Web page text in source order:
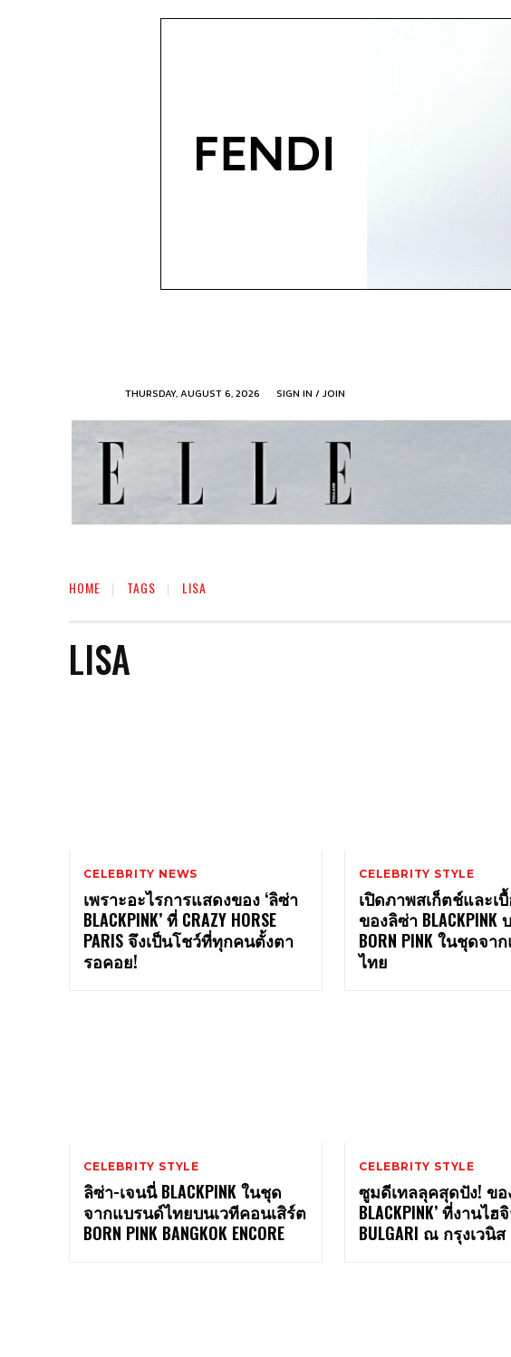
THURSDAY, AUGUST 6, 2026 SIGN IN / JOIN
HOME TAGS LISA
LISA
CELEBRITY NEWS
เพราะอะไรการแสดงของ ‘ลิซ่า
BLACKPINK’ ที่ CRAZY HORSE
PARIS จึงเป็นโชว์ที่ทุกคนตั้งตา
รอคอย!
CELEBRITY STYLE
เปิดภาพสเก็ตช์และเ
ของลิซ่า BLACKPINK
BORN PINK ในชุดจา
ไทย
CELEBRITY STYLE
ลิซ่า-เจนนี่ BLACKPINK ในชุด
จากแบรนด์ไทยบนเวทีคอนเสิร์ต
BORN PINK BANGKOK ENCORE
CELEBRITY STYLE
ซูมดีเทลลุคสุดปัง! ขอ
BLACKPINK’ ที่งานไฮ
BULGARI ณ กรุงเวนิส